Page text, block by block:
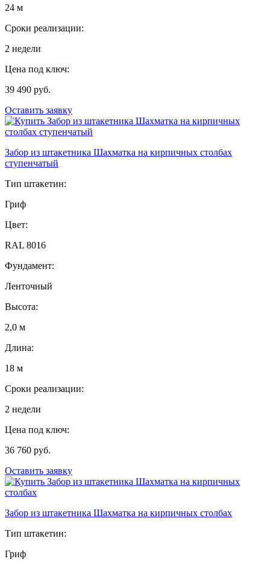
24 м
Сроки реализации:
2 недели
Цена под ключ:
39 490 руб.
Оставить заявку
Забор из штакетника Шахматка на кирпичных столбах
ступенчатый
Тип штакетин:
Гриф
Цвет:
RAL 8016
Фундамент:
Ленточный
Высота:
2,0 м
Длина:
18 м
Сроки реализации:
2 недели
Цена под ключ:
36 760 руб.
Оставить заявку
Забор из штакетника Шахматка на кирпичных столбах
Тип штакетин:
Гриф